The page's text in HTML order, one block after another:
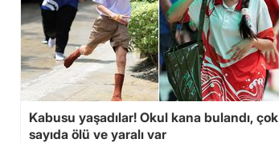
Kabusu yaşadılar! Okul kana bulandı, çok
sayıda ölü ve yaralı var